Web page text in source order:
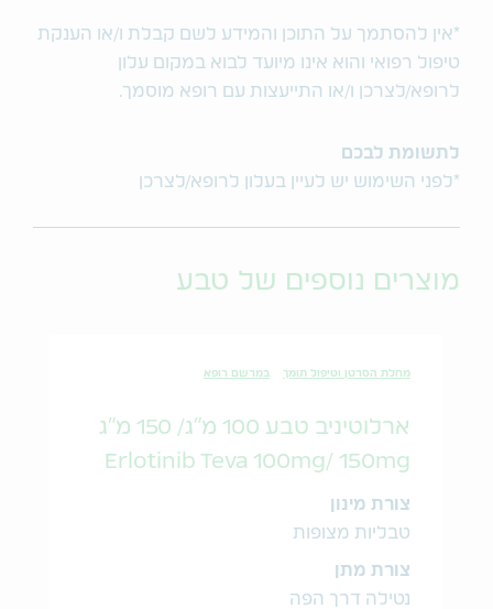
*אין להסתמך על התוכן והמידע לשם קבלת ו/או הענקת
טיפול רפואי והוא אינו מיועד לבוא במקום עלון
לרופא/לצרכן ו/או התייעצות עם רופא מוסמך.
לתשומת לבכם
*לפני השימוש יש לעיין בעלון לרופא/לצרכן
מוצרים נוספים של טבע
מחלת הסרטן וטיפול תומך במרשם רופא
ארלוטיניב טבע 100 מ"ג/ 150 מ"ג
Erlotinib Teva 100mg/ 150mg
צורת מינון
טבליות מצופות
צורת מתן
נטילה דרך הפה